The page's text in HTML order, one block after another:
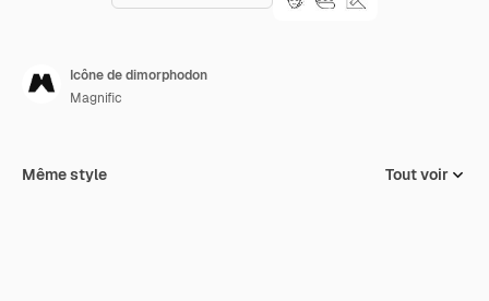
Icône de dimorphodon
Magnific
Même style Tout voir